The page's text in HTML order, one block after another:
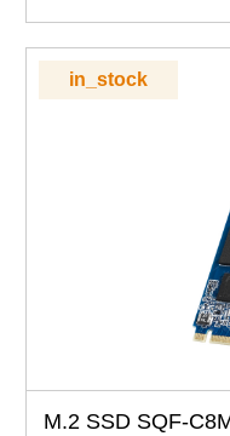
in_stock
M.2 SSD SQF-